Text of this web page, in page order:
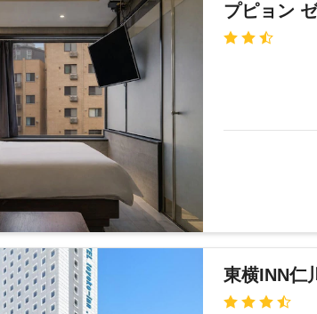
プピョン
東横INN仁